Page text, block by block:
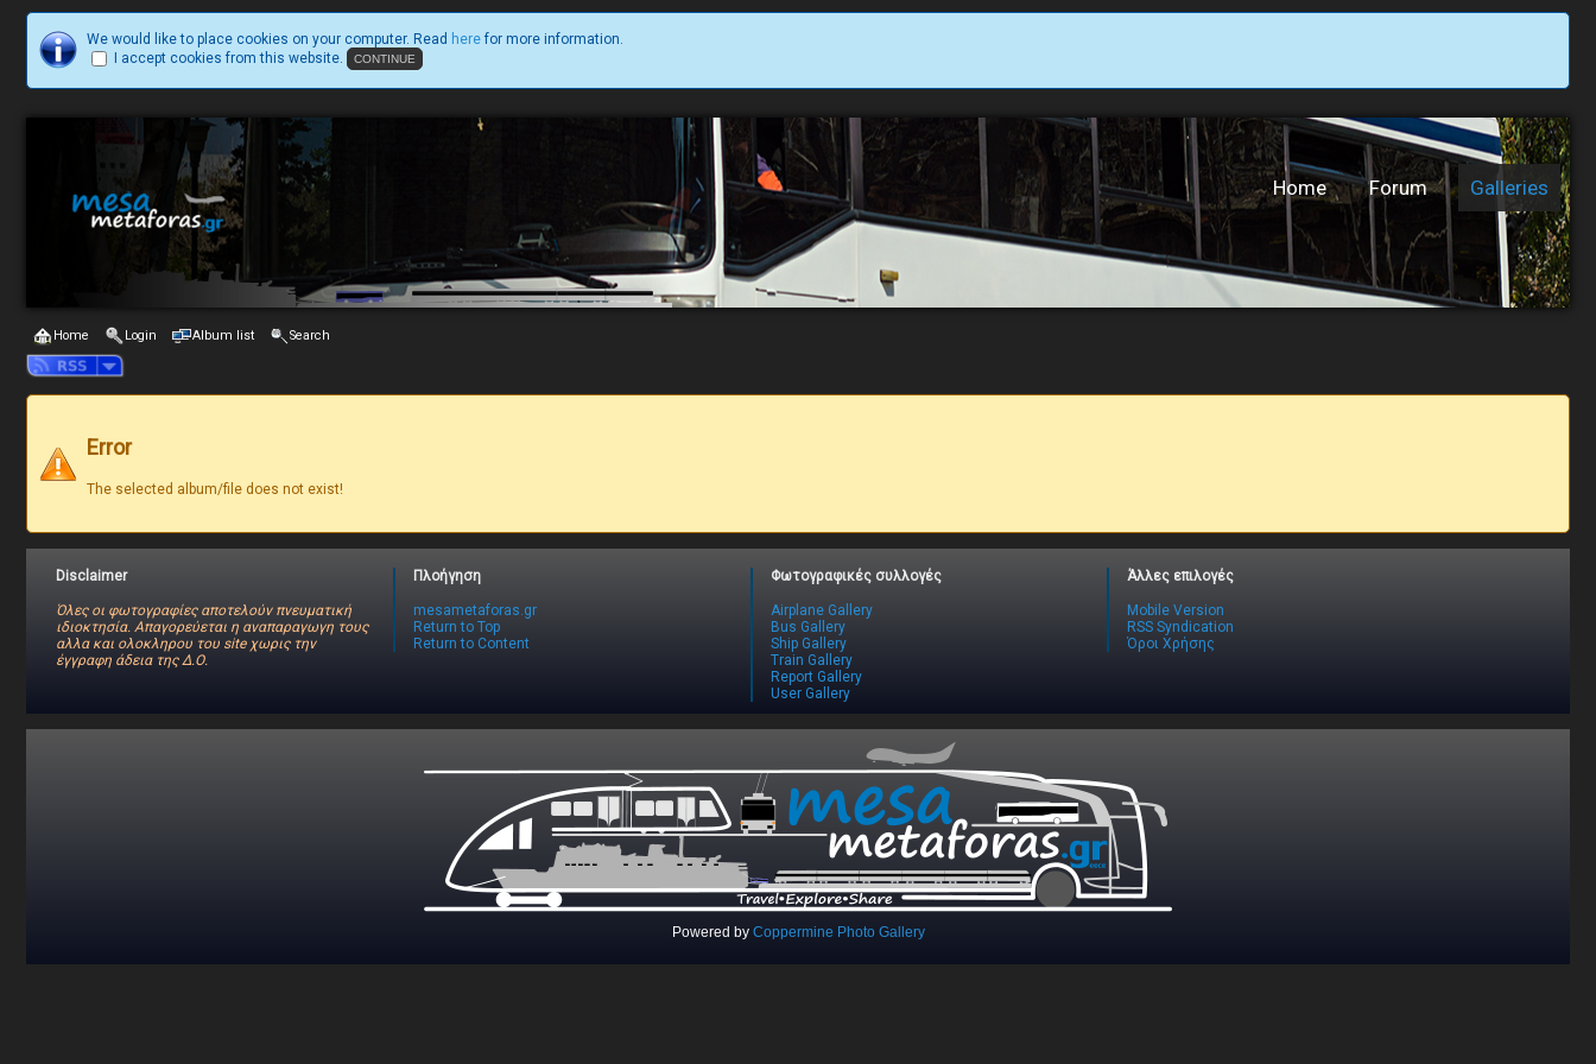
We would like to place cookies on your computer. Read here for more information.
I accept cookies from this website.
Home Forum Galleries
Home Login Album list Search
Error
The selected album/file does not exist!
Disclaimer
Όλες οι φωτογραφίες αποτελούν πνευματική
ιδιοκτησία. Απαγορεύεται η αναπαραγωγη τους
αλλα και ολοκληρου του site χωρις την
έγγραφη άδεια της Δ.Ο.
Πλοήγηση
mesametaforas.gr
Return to Top
Return to Content
Φωτογραφικές συλλογές
Airplane Gallery
Bus Gallery
Ship Gallery
Train Gallery
Report Gallery
User Gallery
Άλλες επιλογές
Mobile Version
RSS Syndication
Όροι Χρήσης
Powered by Coppermine Photo Gallery